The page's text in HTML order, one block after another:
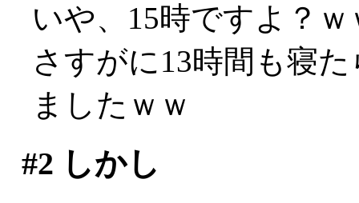
いや、15時ですよ？ｗ
さすがに13時間も寝
ましたｗｗ
#2 しかし